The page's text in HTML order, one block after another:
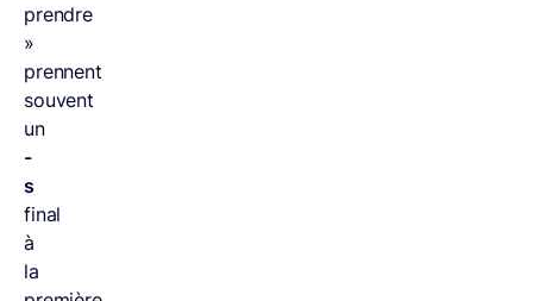
prendre
»
prennent
souvent
un
-
s
final
à
la